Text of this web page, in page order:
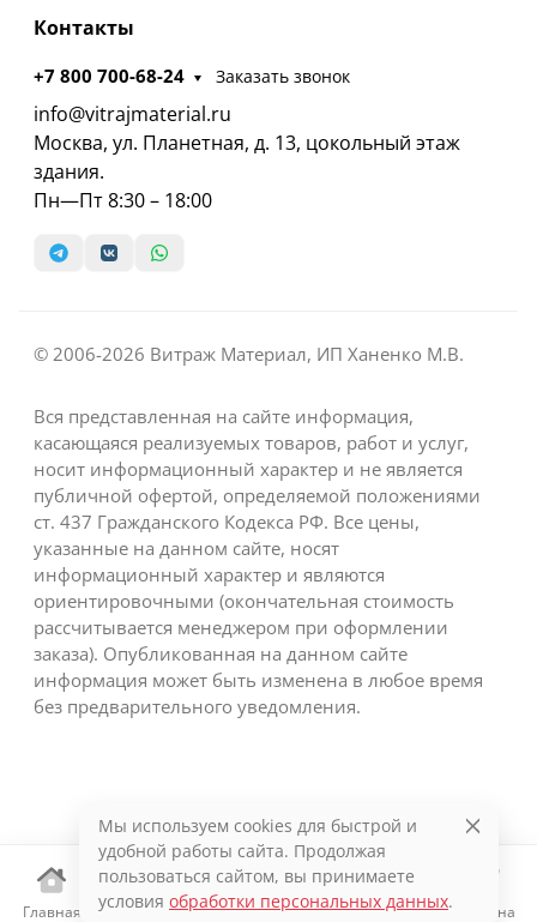
Главная Каталог Избранное Корзина
Контакты
+7 800 700-68-24 Заказать звонок
info@vitrajmaterial.ru
Москва, ул. Планетная, д. 13, цокольный этаж
здания.
Пн—Пт 8:30 – 18:00
© 2006-2026 Витраж Материал, ИП Ханенко М.В.
Вся представленная на сайте информация,
касающаяся реализуемых товаров, работ и услуг,
носит информационный характер и не является
публичной офертой, определяемой положениями
ст. 437 Гражданского Кодекса РФ. Все цены,
указанные на данном сайте, носят
информационный характер и являются
ориентировочными (окончательная стоимость
рассчитывается менеджером при оформлении
заказа). Опубликованная на данном сайте
информация может быть изменена в любое время
без предварительного уведомления.
Мы используем cookies для быстрой и
удобной работы сайта. Продолжая
пользоваться сайтом, вы принимаете
условия обработки персональных данных.